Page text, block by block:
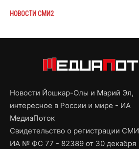
НОВОСТИ СМИ2
Новости Йошкар-Олы и Марий Эл,
интересное в России и мире - ИА
МедиаПоток
Свидетельство о регистрации СМИ
ИА № ФС 77 - 82389 от 30 декабря